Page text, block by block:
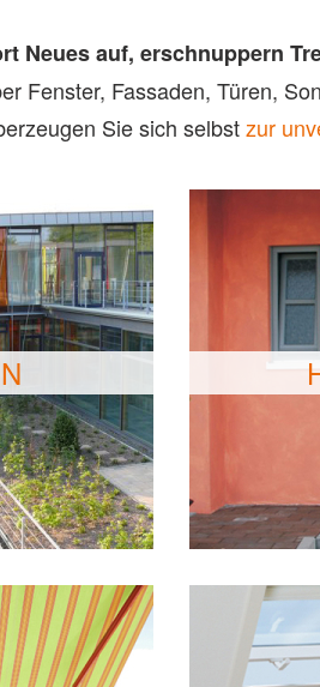
Neues auf, erschnuppern
Fenster, Fassaden, Türen,
Sie sich selbstzur